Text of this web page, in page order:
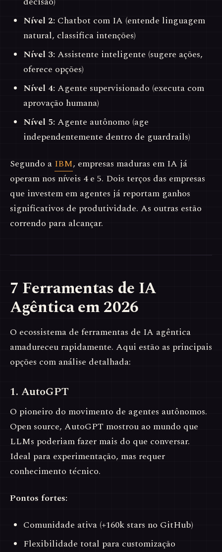
Nível 2: Chatbot com IA (entende linguagem
natural, classifica intenções)
Nível 3: Assistente inteligente (sugere ações,
oferece opções)
Nível 4: Agente supervisionado (executa com
aprovação humana)
Nível 5: Agente autônomo (age
independentemente dentro de guardrails)
Segundo a IBM, empresas maduras em IA já
operam nos níveis 4 e 5. Dois terços das empresas
que investem em agentes já reportam ganhos
significativos de produtividade. As outras estão
correndo para alcançar.
7 Ferramentas de IA
Agêntica em 2026
O ecossistema de ferramentas de IA agêntica
amadureceu rapidamente. Aqui estão as principais
opções com análise detalhada:
1. AutoGPT
O pioneiro do movimento de agentes autônomos.
Open source, AutoGPT mostrou ao mundo que
LLMs poderiam fazer mais do que conversar.
Ideal para experimentação, mas requer
conhecimento técnico.
Pontos fortes:
Comunidade ativa (+160k stars no GitHub)
Flexibilidade total para customização